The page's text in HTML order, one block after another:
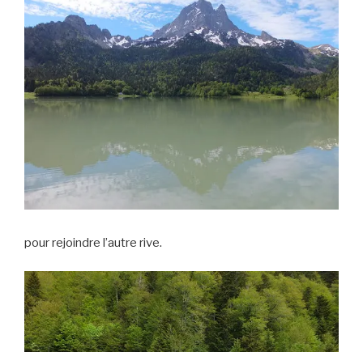
pour rejoindre l’autre rive.